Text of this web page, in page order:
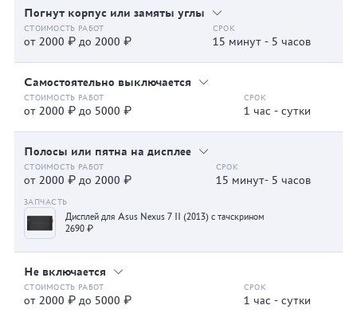
Погнут корпус или замяты углы
от 2000 ₽ до 2000 ₽ 15 минут - 5 часов
Самостоятельно выключается
от 2000 ₽ до 5000 ₽ 1 час - сутки
Полосы или пятна на дисплее
от 2000 ₽ до 2000 ₽ 15 минут- 5 часов
Дисплей для Asus Nexus 7 II (2013) с тачскрином
2690 ₽
Не включается
от 2000 ₽ до 5000 ₽ 1 час - сутки